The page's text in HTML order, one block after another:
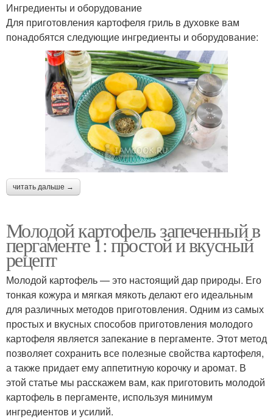
Ингредиенты и оборудование
Для приготовления картофеля гриль в духовке вам
понадобятся следующие ингредиенты и оборудование:
читать дальше →
Молодой картофель запеченный в
пергаменте 1: простой и вкусный
рецепт
Молодой картофель — это настоящий дар природы. Его
тонкая кожура и мягкая мякоть делают его идеальным
для различных методов приготовления. Одним из самых
простых и вкусных способов приготовления молодого
картофеля является запекание в пергаменте. Этот метод
позволяет сохранить все полезные свойства картофеля,
а также придает ему аппетитную корочку и аромат. В
этой статье мы расскажем вам, как приготовить молодой
картофель в пергаменте, используя минимум
ингредиентов и усилий.